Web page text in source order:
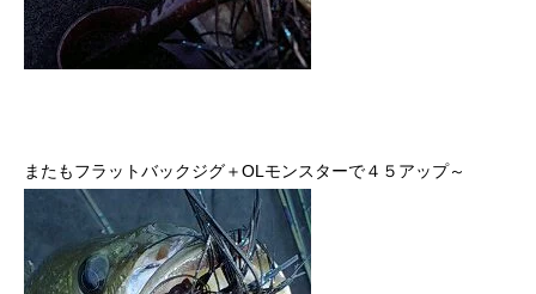
またもフラットバックジグ＋OLモンスターで４５アップ～